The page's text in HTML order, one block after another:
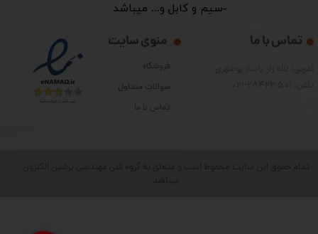
-سیم و کابل و... میباشد
منوی سایت
فروشگاه
سوالات متداول
تماس با ما
تماس با ما